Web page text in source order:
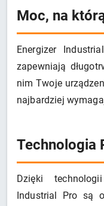
Moc, na
Energizer
zapewniają
nim Twoje
najbardziej
Technologia
Dzięki
Industrial Pro są